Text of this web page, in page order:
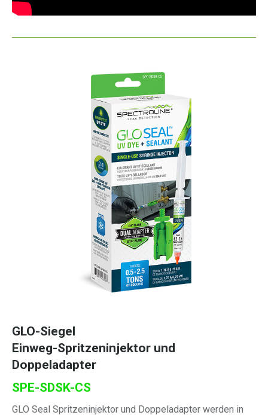
GLO-Siegel
Einweg-Spritzeninjektor und
Doppeladapter
SPE-SDSK-CS
GLO Seal Spritzeninjektor und Doppeladapter werden in